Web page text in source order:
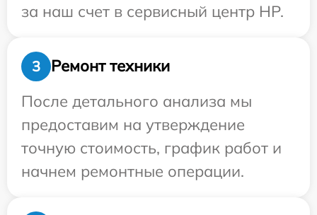
за наш счет в сервисный центр HP.
3
Ремонт техники
После детального анализа мы
предоставим на утверждение
точную стоимость, график работ и
начнем ремонтные операции.